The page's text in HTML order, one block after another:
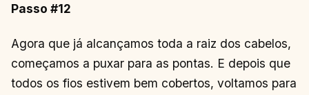
Passo #12
Agora que já alcançamos toda a raiz dos cabelos,
começamos a puxar para as pontas. E depois que
todos os fios estivem bem cobertos, voltamos para